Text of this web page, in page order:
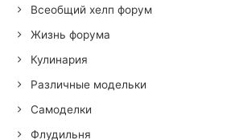
Всеобщий хелп форум
Жизнь форума
Кулинария
Различные модельки
Самоделки
Флудильня